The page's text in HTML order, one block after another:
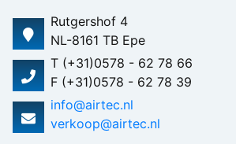
Rutgershof 4
NL-8161 TB Epe
T (+31)0578 - 62 78 66
F (+31)0578 - 62 78 39
info@airtec.nl
verkoop@airtec.nl